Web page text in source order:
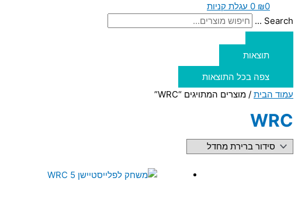
₪0
0 עגלת קניות
Search ...
תוצאות
צפה בכל התוצאות
עמוד הבית / מוצרים המתויגים “WRC”
WRC